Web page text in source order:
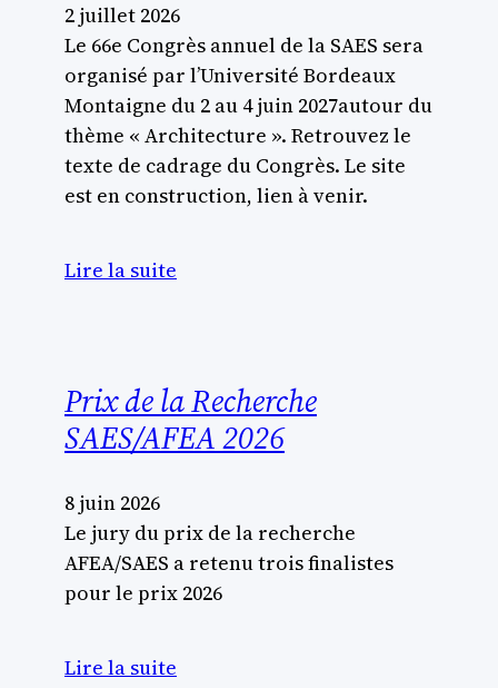
2 juillet 2026
Le 66e Congrès annuel de la SAES sera
organisé par l’Université Bordeaux
Montaigne du 2 au 4 juin 2027autour du
thème « Architecture ». Retrouvez le
texte de cadrage du Congrès. Le site
est en construction, lien à venir.
Lire la suite
Prix de la Recherche
SAES/AFEA 2026
8 juin 2026
Le jury du prix de la recherche
AFEA/SAES a retenu trois finalistes
pour le prix 2026
Lire la suite